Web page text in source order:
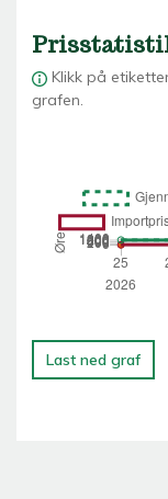
Klikk på
grafen.
Last ned graf